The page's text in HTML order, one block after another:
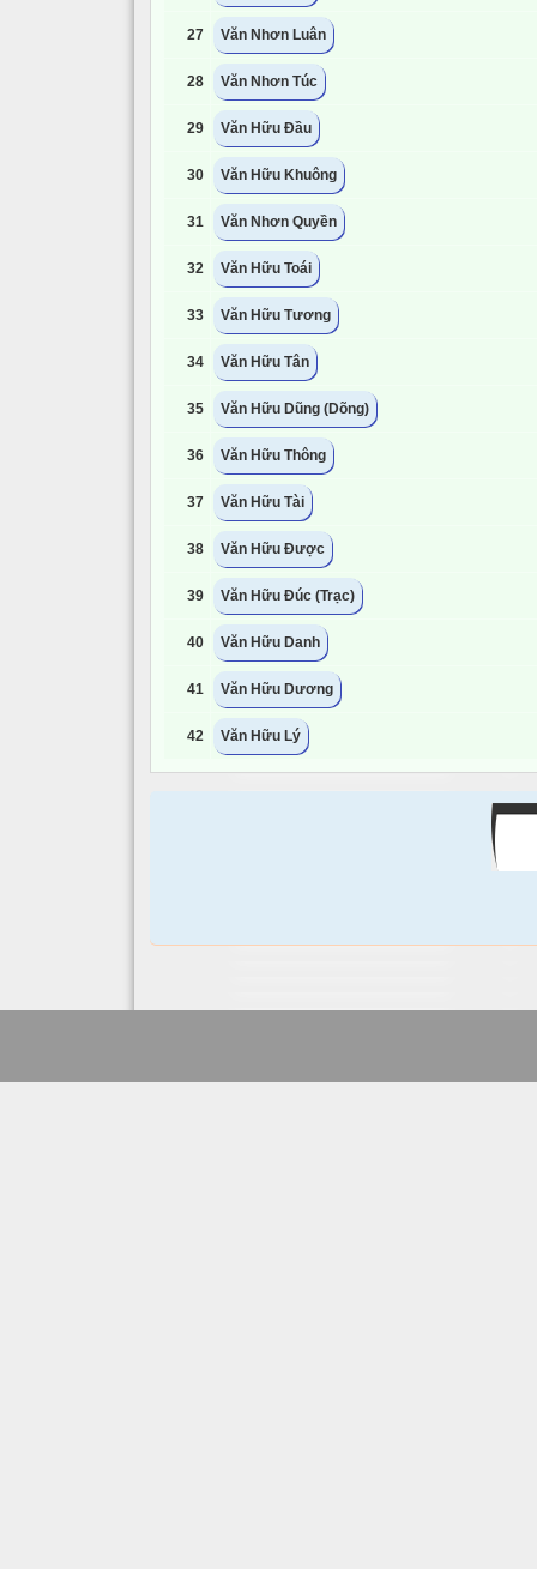
27 Văn Nhơn Luân
28 Văn Nhơn Túc
29 Văn Hữu Đầu
30 Văn Hữu Khuông
31 Văn Nhơn Quyền
32 Văn Hữu Toái
33 Văn Hữu Tương
34 Văn Hữu Tân
35 Văn Hữu Dũng (Dõng)
36 Văn Hữu Thông
37 Văn Hữu Tài
38 Văn Hữu Được
39 Văn Hữu Đúc (Trạc)
40 Văn Hữu Danh
41 Văn Hữu Dương
42 Văn Hữu Lý